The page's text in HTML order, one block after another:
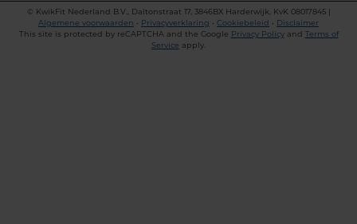
©
KwikFit Nederland B.V., Daltonstraat 17, 3846BX Harderwijk, KvK 08017845 |
Algemene voorwaarden • Privacyverklaring • Cookiebeleid • Disclaimer
This site is protected by reCAPTCHA and the Google Privacy Policyand Terms of
Service apply.